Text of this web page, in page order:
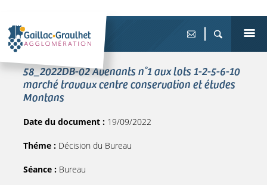
58_2022DB-02 Avenants n°1 aux lots 1-2-5-6-10
marché travaux centre conservation et études
Montans
Date du document : 19/09/2022
Théme : Décision du Bureau
Séance : Bureau